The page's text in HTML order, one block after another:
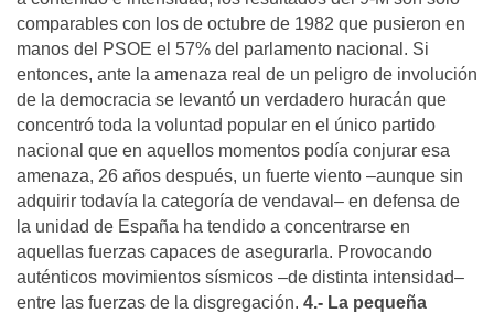
comparables con los de octubre de 1982 que pusieron en
manos del PSOE el 57% del parlamento nacional. Si
entonces, ante la amenaza real de un peligro de involución
de la democracia se levantó un verdadero huracán que
concentró toda la voluntad popular en el único partido
nacional que en aquellos momentos podía conjurar esa
amenaza, 26 años después, un fuerte viento –aunque sin
adquirir todavía la categoría de vendaval– en defensa de
la unidad de España ha tendido a concentrarse en
aquellas fuerzas capaces de asegurarla. Provocando
auténticos movimientos sísmicos –de distinta intensidad–
entre las fuerzas de la disgregación. 4.- La pequeña